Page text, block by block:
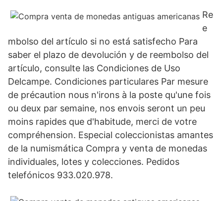
Re
e
mbolso del artículo si no está satisfecho Para
saber el plazo de devolución y de reembolso del
artículo, consulte las Condiciones de Uso
Delcampe. Condiciones particulares Par mesure
de précaution nous n'irons à la poste qu'une fois
ou deux par semaine, nos envois seront un peu
moins rapides que d'habitude, merci de votre
compréhension. Especial coleccionistas amantes
de la numismática Compra y venta de monedas
individuales, lotes y colecciones. Pedidos
telefónicos 933.020.978.